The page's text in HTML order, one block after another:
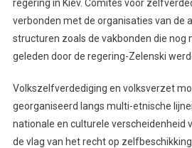
regering in Kiev. Comités voor
verbonden met de organisaties van de
structuren zoals de vakbonden die nog
geleden door de regering-Zelenski
Volkszelfverdediging en volksverzet
georganiseerd langs multi-etnische
nationale en culturele verscheidenheid
de vlag van het recht op